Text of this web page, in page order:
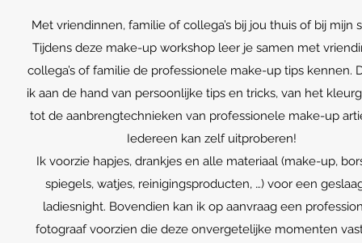
Met vriendinnen, familie of collega’s bij jou thuis of bij mijn
Tijdens deze make-up workshop leer je samen met
collega’s of familie de professionele make-up tips kennen.
ik aan de hand van persoonlijke tips en tricks, van het
tot de aanbrengtechnieken van professionele make-up
Iedereen kan zelf uitproberen!
Ik voorzie hapjes, drankjes en alle materiaal (make-up,
spiegels, watjes, reinigingsproducten, …) voor een
ladiesnight. Bovendien kan ik op aanvraag een
fotograaf voorzien die deze onvergetelijke momenten